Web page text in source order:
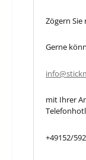
Zögern
Gerne
mit Ihrer
+49152/